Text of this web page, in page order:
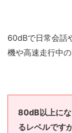
60dBで日常会話
機や高速走行中
80dB以上に
るレベルです